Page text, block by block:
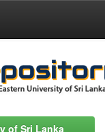
of Sri Lanka